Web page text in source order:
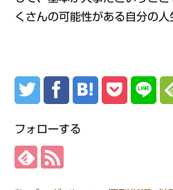
くさんの可能性がある自分の人
フォローする